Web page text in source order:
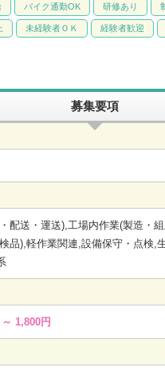
バイク通勤OK 研修あり
未経験者ＯＫ 経験者歓迎
募集要項
配送・運送),工場内作業(製造・
品),軽作業関連,設備保守・点検,
1,800円